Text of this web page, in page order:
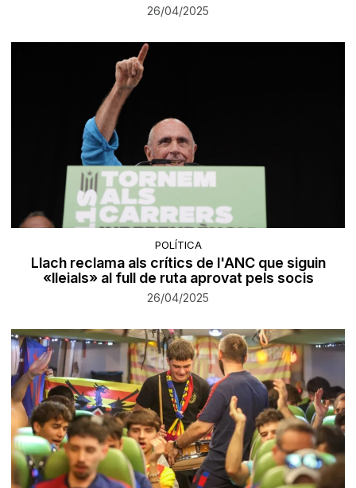
26/04/2025
POLÍTICA
Llach reclama als crítics de l'ANC que siguin
«lleials» al full de ruta aprovat pels socis
26/04/2025